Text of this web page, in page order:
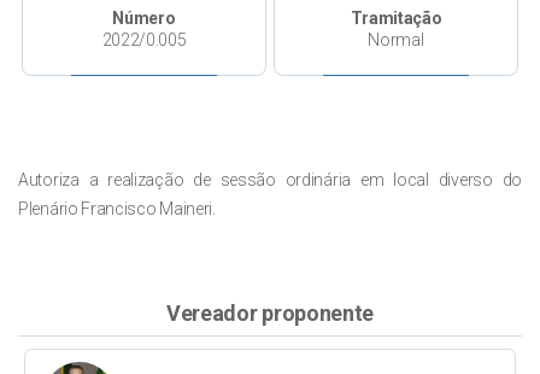
Número
2022/0.005
Tramitação
Normal
Autoriza a realização de sessão ordinária em local diverso do
Plenário Francisco Maineri.
Vereador proponente